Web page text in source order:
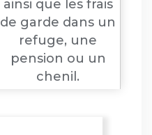
ainsi que les frais
de garde dans un
refuge, une
pension ou un
chenil.